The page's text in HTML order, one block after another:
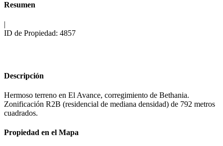
Resumen
|
ID de Propiedad: 4857
Descripción
Hermoso terreno en El Avance, corregimiento de Bethania.
Zonificación R2B (residencial de mediana densidad) de 792 metros
cuadrados.
Propiedad en el Mapa